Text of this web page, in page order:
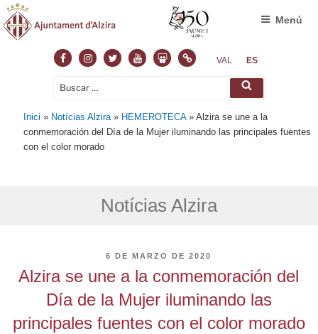
FacebookInstagram
TwitterYoutubeSlideshare
NormasVAL ES
Buscar
Buscar
Menú
Inici » Notícias Alzira » HEMEROTECA»Alzira se une a la
conmemoración del Día de la Mujer iluminando las principales fuentes
con el color morado
Notícias Alzira
PUBLICADO
6 DE MARZO DE 2020
Alzira se une a la conmemoración del
Día de la Mujer iluminando las
principales fuentes con el color morado